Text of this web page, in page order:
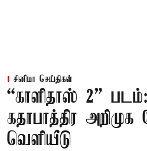
சினிமா செய்திகள்
“காளிதாஸ் 2”
கதாபாத்திர
வெளியீடு